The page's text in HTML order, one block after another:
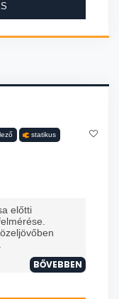
statikus
előtti
BŐVEBBEN